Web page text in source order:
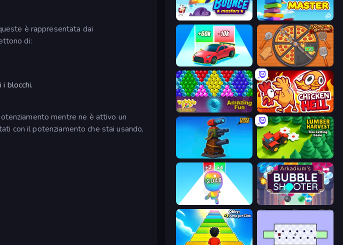
è rappresentata dai
di:
blocchi.
mentre ne è attivo un
con il potenziamento che stai usando,
Bouncemasters Slice Master
Ring Restaurant
Bubble Pop Legend Chicken Hell
Furry Road Lumber Harvest: Tree Cutting Game
Man Runner 2048